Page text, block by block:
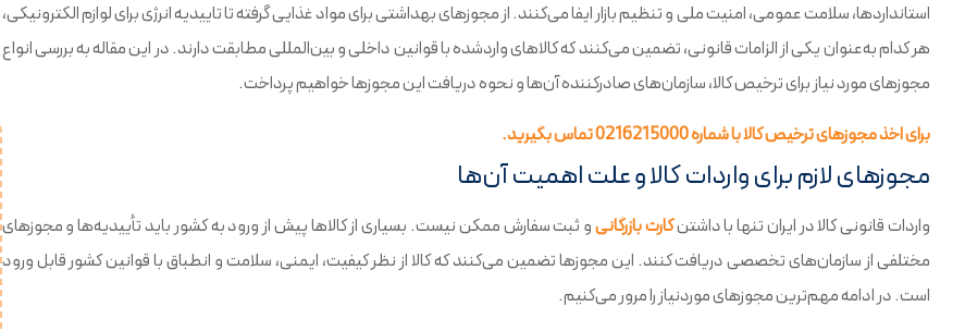
استانداردها، سلامت عمومی، امنیت ملی و تنظیم بازار ایفا می‌کنند. از مجوزهای بهداشتی برای مواد غذایی گرفته تا تاییدیه انرژی برای لوازم الکترونیکی،
هر کدام به‌عنوان یکی از الزامات قانونی، تضمین می‌کنند که کالاهای واردشده با قوانین داخلی و بین‌المللی مطابقت دارند. در این مقاله به بررسی انواع
مجوزهای مورد نیاز برای ترخیص کالا، سازمان‌های صادرکننده آن‌ها و نحوه دریافت این مجوزها خواهیم پرداخت.
برای اخذ مجوزهای ترخیص کالا با شماره 0216215000 تماس بگیرید.
مجوزهای لازم برای واردات کالا و علت اهمیت آن‌ها
واردات قانونی کالا در ایران تنها با داشتنکارت بازرگانیو ثبت سفارش ممکن نیست. بسیاری از کالاها پیش از ورود به کشور باید تأییدیه‌ها و مجوزهای
مختلفی از سازمان‌های تخصصی دریافت کنند. این مجوزها تضمین می‌کنند که کالا از نظر کیفیت، ایمنی، سلامت و انطباق با قوانین کشور قابل ورود
است. در ادامه مهم‌ترین مجوزهای موردنیاز را مرور می‌کنیم.